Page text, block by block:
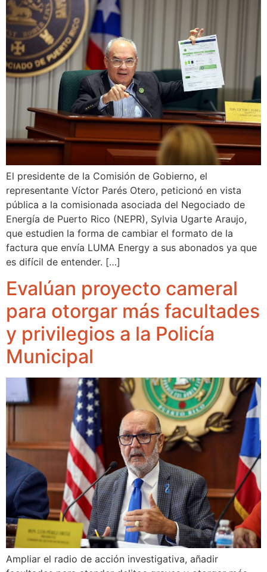
El presidente de la Comisión de Gobierno, el
representante Víctor Parés Otero, peticionó en vista
pública a la comisionada asociada del Negociado de
Energía de Puerto Rico (NEPR), Sylvia Ugarte Araujo,
que estudien la forma de cambiar el formato de la
factura que envía LUMA Energy a sus abonados ya que
es difícil de entender. […]
Evalúan proyecto cameral
para otorgar más facultades
y privilegios a la Policía
Municipal
Ampliar el radio de acción investigativa, añadir